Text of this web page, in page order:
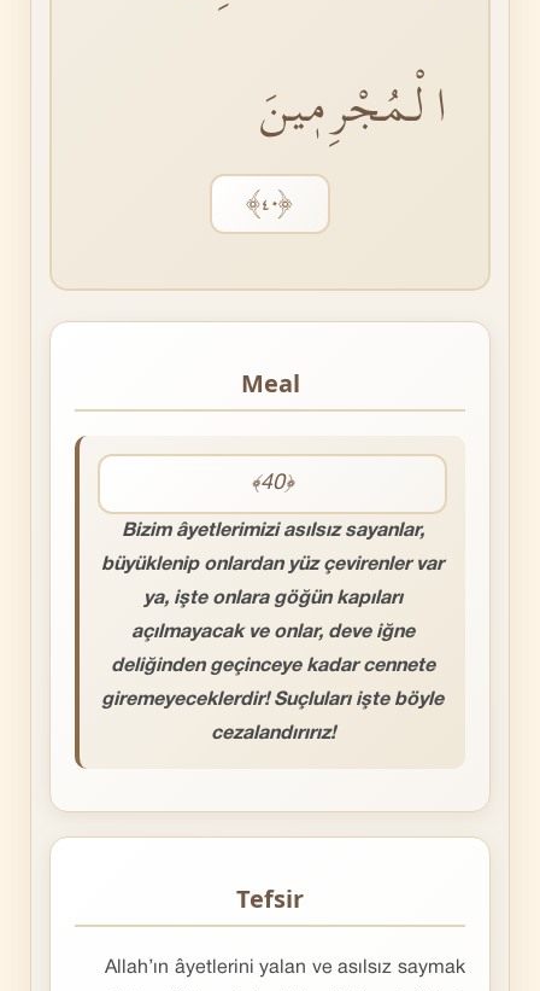
الْمُجْرِمٖينَ
﴿٤٠﴾
Meal
﴾40﴿
Bizim âyetlerimizi asılsız sayanlar,
büyüklenip onlardan yüz çevirenler var
ya, işte onlara göğün kapıları
açılmayacak ve onlar, deve iğne
deliğinden geçinceye kadar cennete
giremeyeceklerdir! Suçluları işte böyle
cezalandırırız!
Tefsir
Allah’ın âyetlerini yalan ve asılsız saymak